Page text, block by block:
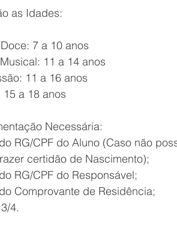
as Idades:
7 a 10 anos
11 a 14 anos
11 a 16 anos
15 a 18 anos
Necessária:
RG/CPF do Aluno (Caso não
certidão de Nascimento);
RG/CPF do Responsável;
Comprovante de Residência;
4.